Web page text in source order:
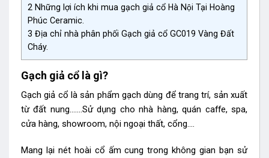
2 Những lợi ích khi mua gạch giả cổ Hà Nội Tại Hoàng
Phúc Ceramic.
3 Địa chỉ nhà phân phối Gạch giả cổ GC019 Vàng Đất
Cháy.
Gạch giả cổ là gì?
Gạch giả cổ là sản phẩm gạch dùng để trang trí, sản xuất
từ đất nung…….Sử dụng cho nhà hàng, quán caffe, spa,
cửa hàng, showroom, nội ngoại thất, cổng….
Mang lại nét hoài cổ ấm cung trong không gian bạn sử